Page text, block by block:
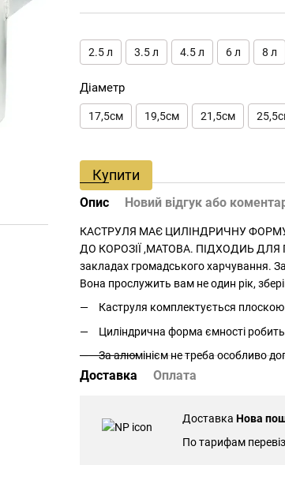
2.5 л 3.5 л 4.5 л 6 л 8 л
Діаметр
17,5см 19,5см 21,5см
Купити
Опис Новий відгук або
КАСТРУЛЯ МАЄ ЦИЛІНДРИЧНУ
ДО КОРОЗІЇ ,МАТОВА. ПІДХОДИЬ ДЛЯ
закладах громадського харчування.
Вона прослужить вам не один рік,
Каструля комплектується
Циліндрична форма ємності
За алюмінієм не треба особливо
Доставка Оплата
Доставка Нова
По тарифам